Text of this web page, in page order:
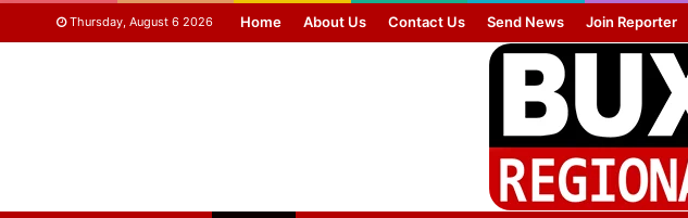
Thursday, August 6 2026 Home About Us Contact Us Send News Join Reporter